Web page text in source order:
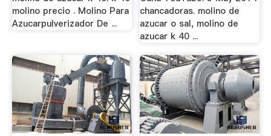
molino precio . Molino Para
Azucarpulverizador De ...
chancadoras. molino de
azucar o sal, molino de
azucar k 40 ...